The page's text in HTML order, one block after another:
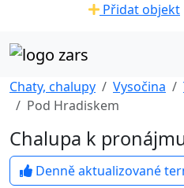
Přidat objekt
Chaty, chalupy Vysočina
Pod Hradiskem
Chalupa k
Denně aktualizované